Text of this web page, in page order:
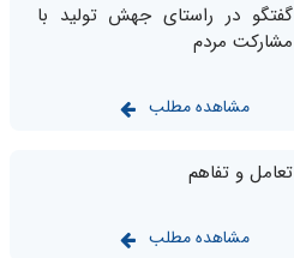
گفتگو در راستای جهش تولید با
مشارکت مردم
مشاهده مطلب
تعامل و تفاهم
مشاهده مطلب